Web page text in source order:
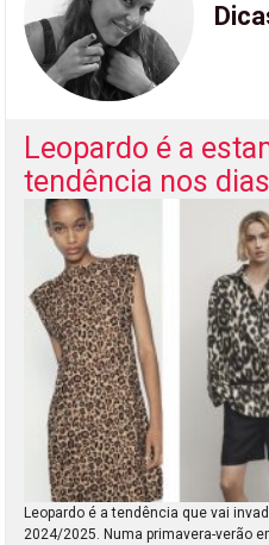
Leopardo é a
tendência nos
Leopardo é a tendência que vai
2024/2025. Numa primavera-verão